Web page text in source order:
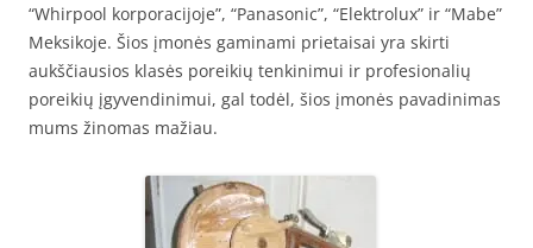
“Whirpool korporacijoje”, “Panasonic”, “Elektrolux” ir “Mabe”
Meksikoje. Šios įmonės gaminami prietaisai yra skirti
aukščiausios klasės poreikių tenkinimui ir profesionalių
poreikių įgyvendinimui, gal todėl, šios įmonės pavadinimas
mums žinomas mažiau.